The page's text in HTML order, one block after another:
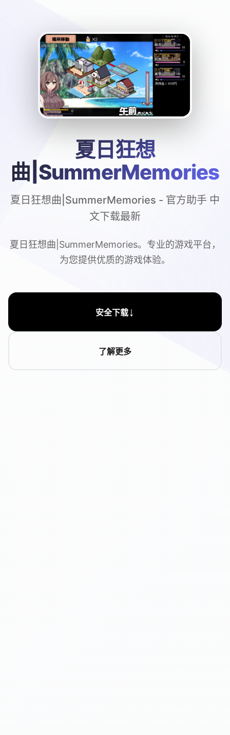
夏日狂想
曲|SummerMemories
夏日狂想曲|SummerMemories - 官方助手 中
文下载最新
夏日狂想曲|SummerMemories。专业的游戏平台，
为您提供优质的游戏体验。
安全下载↓
了解更多